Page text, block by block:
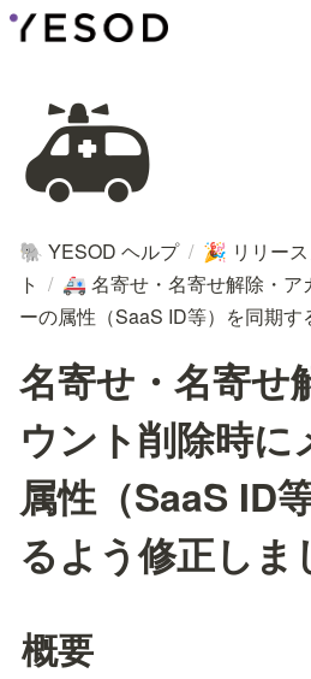
🚑
🐘 YESOD ヘルプ / 🎉 リリー
ト / 🚑 名寄せ・名寄せ解除・
ーの属性（SaaS ID等）を同期す
名寄せ・名寄せ
ウント削除時に
属性（SaaS ID
るよう修正しま
概要